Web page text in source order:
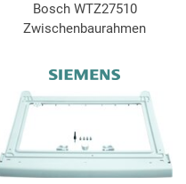
Bosch WTZ27510
Zwischenbaurahmen